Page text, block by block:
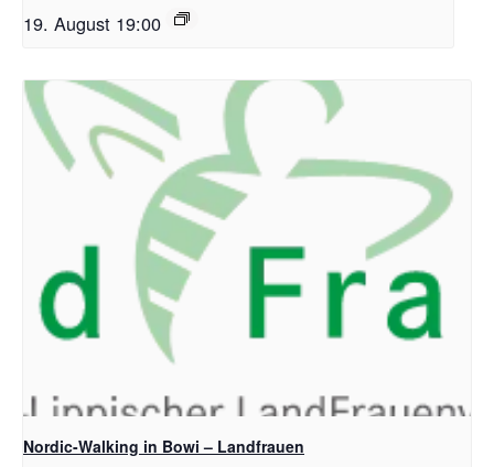
19. August 19:00
Nordic-Walking in Bowi – Landfrauen